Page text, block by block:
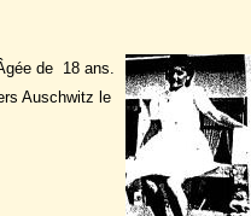
de 18 ans.
Auschwitz le